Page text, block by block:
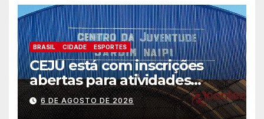
BRASIL CIDADE ESPORTES
CEJU está com inscrições
abertas para atividades
gratuitas
6 DE AGOSTO DE 2026